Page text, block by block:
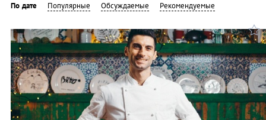
По дате Популярные Обсуждаемые Рекомендуемые